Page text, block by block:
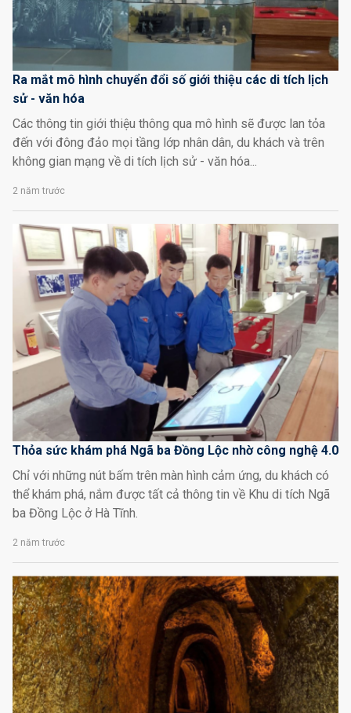
Ra mắt mô hình chuyển đổi số giới thiệu các di tích lịch
sử - văn hóa
Các thông tin giới thiệu thông qua mô hình sẽ được lan tỏa
đến với đông đảo mọi tầng lớp nhân dân, du khách và trên
không gian mạng về di tích lịch sử - văn hóa...
2 năm trước
Thỏa sức khám phá Ngã ba Đồng Lộc nhờ công nghệ 4.0
Chỉ với những nút bấm trên màn hình cảm ứng, du khách có
thể khám phá, nắm được tất cả thông tin về Khu di tích Ngã
ba Đồng Lộc ở Hà Tĩnh.
2 năm trước